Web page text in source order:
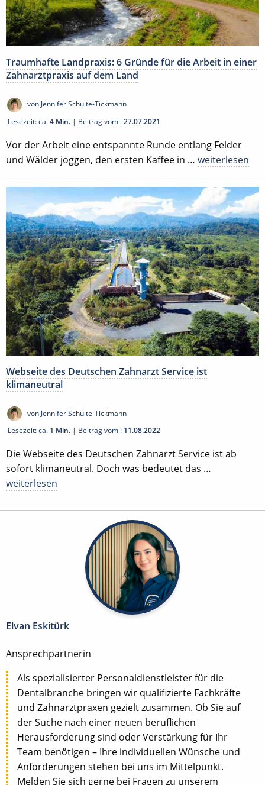
Traumhafte Landpraxis: 6 Gründe für die Arbeit in einer
Zahnarztpraxis auf dem Land
von Jennifer Schulte-Tickmann
Lesezeit: ca.4 Min. | Beitrag vom :27.07.2021
Vor der Arbeit eine entspannte Runde entlang Felder
und Wälder joggen, den ersten Kaffee in … weiterlesen
Webseite des Deutschen Zahnarzt Service ist
klimaneutral
von Jennifer Schulte-Tickmann
Lesezeit: ca. 1 Min. | Beitrag vom : 11.08.2022
Die Webseite des Deutschen Zahnarzt Service ist ab
sofort klimaneutral. Doch was bedeutet das …
weiterlesen
Elvan Eskitürk
Ansprechpartnerin
Als spezialisierter Personaldienstleister für die
Dentalbranche bringen wir qualifizierte Fachkräfte
und Zahnarztpraxen gezielt zusammen. Ob Sie auf
der Suche nach einer neuen beruflichen
Herausforderung sind oder Verstärkung für Ihr
Team benötigen – Ihre individuellen Wünsche und
Anforderungen stehen bei uns im Mittelpunkt.
Melden Sie sich gerne bei Fragen zu unserem